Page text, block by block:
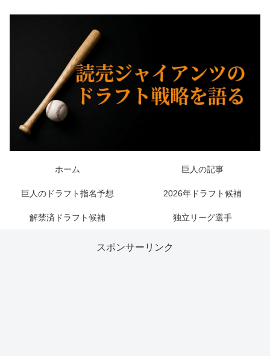
ホーム 巨人の記事
巨人のドラフト指名予想 2026年ドラフト候補
解禁済ドラフト候補 独立リーグ選手
スポンサーリンク